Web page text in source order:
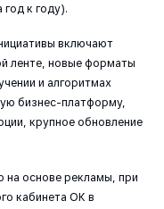
к году).
включают
ленте, новые форматы
и алгоритмах
бизнес-платформу,
крупное обновление
на основе рекламы, при
кабинета OK в